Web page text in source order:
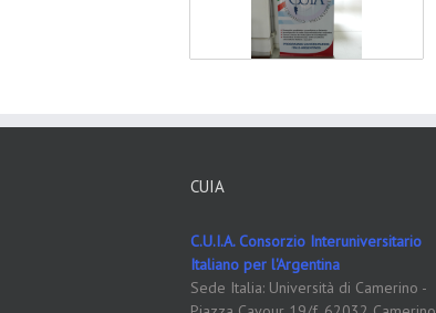
CUIA
C.U.I.A. Consorzio Interuniversitario
Italiano per l'Argentina
Sede Italia: Università di Camerino -